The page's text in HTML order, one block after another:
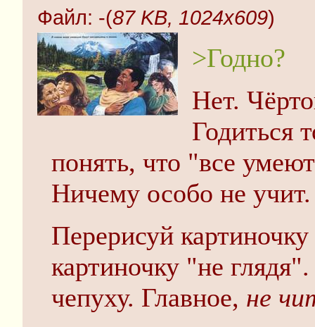
Файл: -(87 KB, 1024x609)
>Годно?
Нет.
Годиться
понять, что "все
Ничему особо не учит.
Перерисуй
картиночку "не
чепуху. Главное, не